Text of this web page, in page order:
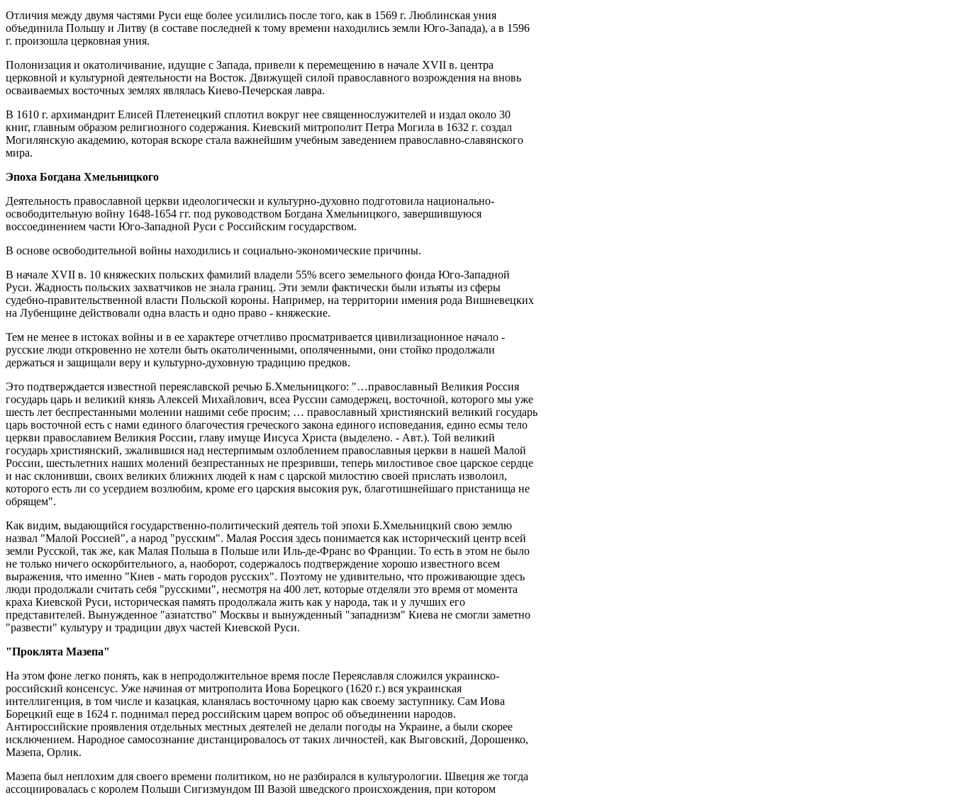
Отличия между двумя частями Руси еще более усилились после того, как в 1569 г. Люблинская уния
объединила Польшу и Литву (в составе последней к тому времени находились земли Юго-Запада), а в 1596
г. произошла церковная уния.
Полонизация и окатоличивание, идущие с Запада, привели к перемещению в начале XVII в. центра
церковной и культурной деятельности на Восток. Движущей силой православного возрождения на вновь
осваиваемых восточных землях являлась Киево-Печерская лавра.
В 1610 г. архимандрит Елисей Плетенецкий сплотил вокруг нее священнослужителей и издал около 30
книг, главным образом религиозного содержания. Киевский митрополит Петра Могила в 1632 г. создал
Могилянскую академию, которая вскоре стала важнейшим учебным заведением православно-славянского
мира.
Эпоха Богдана Хмельницкого
Деятельность православной церкви идеологически и культурно-духовно подготовила национально-
освободительную войну 1648-1654 гг. под руководством Богдана Хмельницкого, завершившуюся
воссоединением части Юго-Западной Руси с Российским государством.
В основе освободительной войны находились и социально-экономические причины.
В начале XVII в. 10 княжеских польских фамилий владели 55% всего земельного фонда Юго-Западной
Руси. Жадность польских захватчиков не знала границ. Эти земли фактически были изъяты из сферы
судебно-правительственной власти Польской короны. Например, на территории имения рода Вишневецких
на Лубенщине действовали одна власть и одно право - княжеские.
Тем не менее в истоках войны и в ее характере отчетливо просматривается цивилизационное начало -
русские люди откровенно не хотели быть окатоличенными, ополяченными, они стойко продолжали
держаться и защищали веру и культурно-духовную традицию предков.
Это подтверждается известной переяславской речью Б.Хмельницкого: "…православный Великия Россия
государь царь и великий князь Алексей Михайлович, всеа Руссии самодержец, восточной, которого мы уже
шесть лет беспрестанными молении нашими себе просим; … православный християнский великий государь
царь восточной есть с нами единого благочестия греческого закона единого исповедания, едино есмы тело
церкви православием Великия России, главу имуще Иисуса Христа (выделено. - Авт.). Той великий
государь християнский, зжалившися над нестерпимым озлоблением православныя церкви в нашей Малой
России, шестьлетних наших молений безпрестанных не презривши, теперь милостивое свое царское сердце
и нас склонивши, своих великих ближних людей к нам с царской милостию своей прислать изволоил,
которого есть ли со усердием возлюбим, кроме его царския высокия рук, благотишнейшаго пристанища не
обрящем".
Как видим, выдающийся государственно-политический деятель той эпохи Б.Хмельницкий свою землю
назвал "Малой Россией", а народ "русским". Малая Россия здесь понимается как исторический центр всей
земли Русской, так же, как Малая Польша в Польше или Иль-де-Франс во Франции. То есть в этом не было
не только ничего оскорбительного, а, наоборот, содержалось подтверждение хорошо известного всем
выражения, что именно "Киев - мать городов русских". Поэтому не удивительно, что проживающие здесь
люди продолжали считать себя "русскими", несмотря на 400 лет, которые отделяли это время от момента
краха Киевской Руси, историческая память продолжала жить как у народа, так и у лучших его
представителей. Вынужденное "азиатство" Москвы и вынужденный "западнизм" Киева не смогли заметно
"развести" культуру и традиции двух частей Киевской Руси.
"Проклята Мазепа"
На этом фоне легко понять, как в непродолжительное время после Переяславля сложился украинско-
российский консенсус. Уже начиная от митрополита Иова Борецкого (1620 г.) вся украинская
интеллигенция, в том числе и казацкая, кланялась восточному царю как своему заступнику. Сам Иова
Борецкий еще в 1624 г. поднимал перед российским царем вопрос об объединении народов.
Антироссийские проявления отдельных местных деятелей не делали погоды на Украине, а были скорее
исключением. Народное самосознание дистанцировалось от таких личностей, как Выговский, Дорошенко,
Мазепа, Орлик.
Мазепа был неплохим для своего времени политиком, но не разбирался в культурологии. Швеция же тогда
ассоциировалась с королем Польши Сигизмундом III Вазой шведского происхождения, при котором